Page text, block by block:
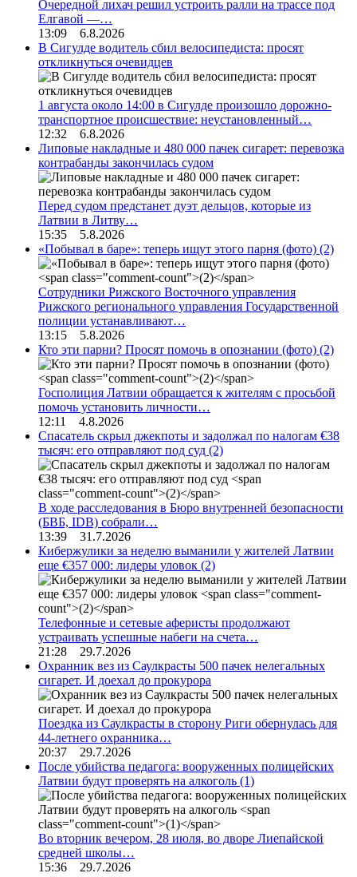
Очередной лихач решил устроить ралли на трассе под
Елгавой —…
13:09 6.8.2026
В Сигулде водитель сбил велосипедиста: просят
откликнуться очевидцев
1 августа около 14:00 в Сигулде произошло дорожно-
транспортное происшествие: неустановленный…
12:32 6.8.2026
Липовые накладные и 480 000 пачек сигарет: перевозка
контрабанды закончилась судом
Перед судом предстанет дуэт дельцов, которые из
Латвии в Литву…
15:35 5.8.2026
«Побывал в баре»: теперь ищут этого парня (фото) (2)
Сотрудники Рижского Восточного управления
Рижского регионального управления Государственной
полиции устанавливают…
13:15 5.8.2026
Кто эти парни? Просят помочь в опознании (фото) (2)
Госполиция Латвии обращается к жителям с просьбой
помочь установить личности…
12:11 4.8.2026
Спасатель скрыл джекпоты и задолжал по налогам €38
тысяч: его отправляют под суд (2)
В ходе расследования в Бюро внутренней безопасности
(БВБ, IDB) собрали…
13:39 31.7.2026
Кибержулики за неделю выманили у жителей Латвии
еще €357 000: лидеры уловок (2)
Телефонные и сетевые аферисты продолжают
устраивать успешные набеги на счета…
21:28 29.7.2026
Охранник вез из Саулкрасты 500 пачек нелегальных
сигарет. И доехал до прокурора
Поездка из Саулкрасты в сторону Риги обернулась для
44-летнего охранника…
20:37 29.7.2026
После убийства педагога: вооруженных полицейских
Латвии будут проверять на алкоголь (1)
Во вторник вечером, 28 июля, во дворе Лиепайской
средней школы…
15:36 29.7.2026